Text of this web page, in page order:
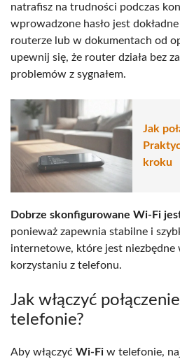
natrafisz na trudności podczas
wprowadzone hasło jest
routerze lub w dokumentach od
upewnij się, że router działa bez
problemów z sygnałem.
Jak
kroku
Dobrze skonfigurowane Wi-Fi
ponieważ zapewnia stabilne i
internetowe, które jest niezbędne
korzystaniu z telefonu.
Jak włączyć
telefonie?
Aby włączyć Wi-Fi w telefonie,